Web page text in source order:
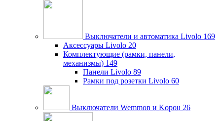
Выключатели и автоматика Livolo 169
Аксессуары Livolo 20
Комплектующие (рамки, панели,
механизмы) 149
Панели Livolo 89
Рамки под розетки Livolo 60
Выключатели Wemmon и Kopou 26